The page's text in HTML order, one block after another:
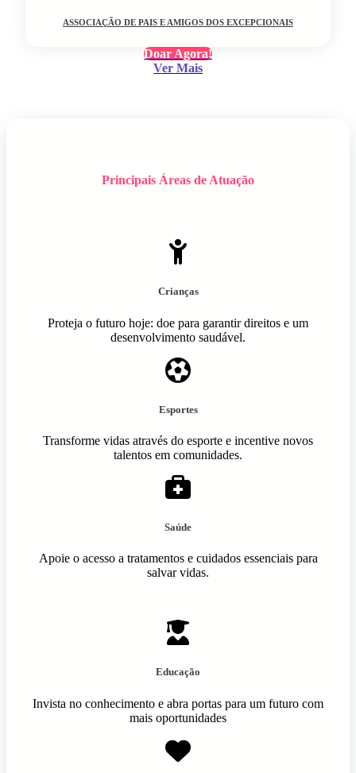
ASSOCIAÇÃO DE PAIS E AMIGOS DOS EXCEPCIONAIS
Doar Agora!
Ver Mais
Principais Áreas de Atuação
Crianças
Proteja o futuro hoje: doe para garantir direitos e um
desenvolvimento saudável.
Esportes
Transforme vidas através do esporte e incentive novos
talentos em comunidades.
Saúde
Apoie o acesso a tratamentos e cuidados essenciais para
salvar vidas.
Educação
Invista no conhecimento e abra portas para um futuro com
mais oportunidades